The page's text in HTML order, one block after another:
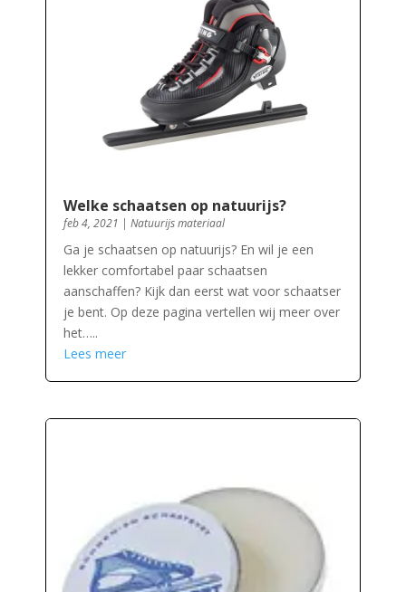
Welke schaatsen op natuurijs?
feb 4, 2021 | Natuurijs materiaal
Ga je schaatsen op natuurijs? En wil je een
lekker comfortabel paar schaatsen
aanschaffen? Kijk dan eerst wat voor schaatser
je bent. Op deze pagina vertellen wij meer over
het…..
Lees meer